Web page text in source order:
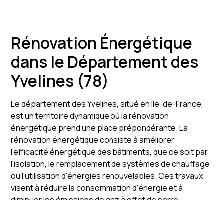
Rénovation Énergétique
dans le Département des
Yvelines (78)
Le département des Yvelines, situé en Île-de-France,
est un territoire dynamique où la rénovation
énergétique prend une place prépondérante. La
rénovation énergétique consiste à améliorer
l'efficacité énergétique des bâtiments, que ce soit par
l'isolation, le remplacement de systèmes de chauffage
ou l'utilisation d'énergies renouvelables. Ces travaux
visent à réduire la consommation d'énergie et à